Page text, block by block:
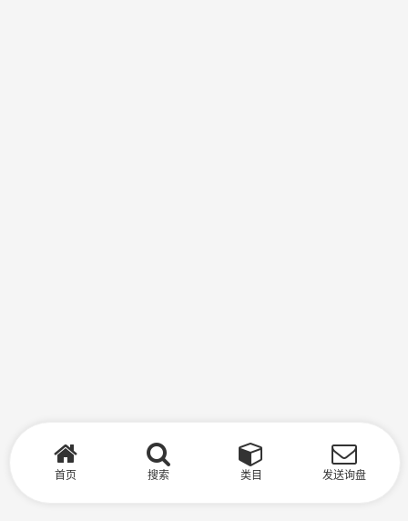
首页 搜索 类目 发送询盘